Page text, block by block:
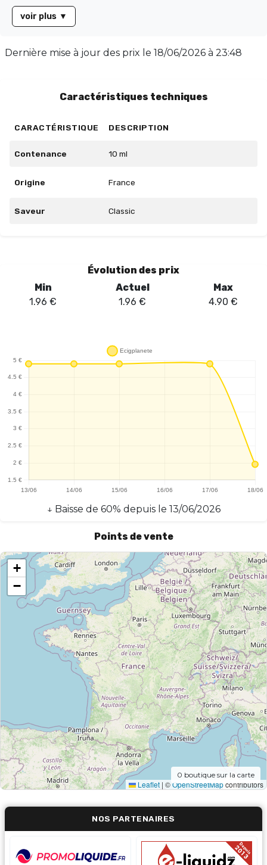
classics raffinés, cet e-liquide offre une saveur
irrésistible qui séduira tous les vapoteurs en quête de
présente un ratio PG/VG de 70/30, garantissant une
LKS, votre compagnon de vapotage par excellence.
voir plus ▼
Dernière mise à jour des prix le 18/06/2026 à 23:48
Caractéristiques techniques
CARACTÉRISTIQUE DESCRIPTION
Contenance 10 ml
Origine France
Saveur Classic
Évolution des prix
Min
1.96 €
Actuel
1.96 €
Max
4.90 €
↓ Baisse de 60% depuis le 13/06/2026
Points de vente
+
−
Leaflet | ©OpenStreetMapcontributors
0 boutique sur la carte
NOS PARTENAIRES